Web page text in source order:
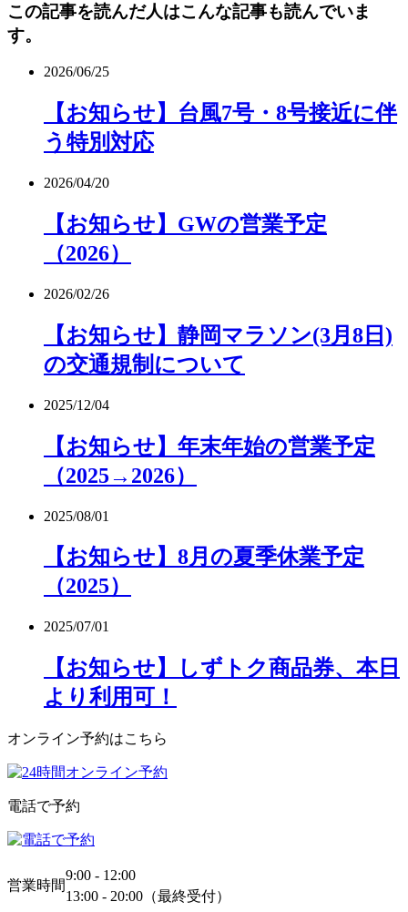
この記事を読んだ人はこんな記事も読んでいま
す。
2026/06/25
【お知らせ】台風7号・8号接近に伴
う特別対応
2026/04/20
【お知らせ】GWの営業予定
（2026）
2026/02/26
【お知らせ】静岡マラソン(3月8日)
の交通規制について
2025/12/04
【お知らせ】年末年始の営業予定
（2025→2026）
2025/08/01
【お知らせ】8月の夏季休業予定
（2025）
2025/07/01
【お知らせ】しずトク商品券、本日
より利用可！
オンライン予約はこちら
電話で予約
営業時間
9:00 - 12:00
13:00 - 20:00（最終受付）